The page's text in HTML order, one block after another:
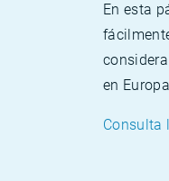
En esta
en
Consulta